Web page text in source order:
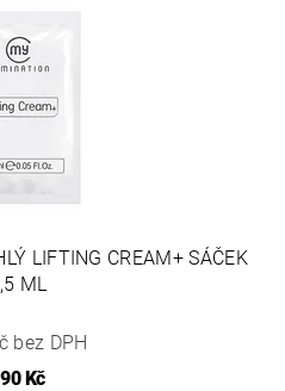
LIFTING CREAM+ SÁČEK
ML
bez DPH
Kč